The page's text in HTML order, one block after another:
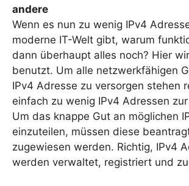
andere
Wenn es nun zu wenig IPv4
moderne IT-Welt gibt, warum
dann überhaupt alles noch? Hier
benutzt. Um alle netzwerkfähigen
IPv4 Adresse zu versorgen stehen
einfach zu wenig IPv4 Adressen
Um das knappe Gut an möglichen
einzuteilen, müssen diese
zugewiesen werden. Richtig, IPv4
werden verwaltet, registriert und